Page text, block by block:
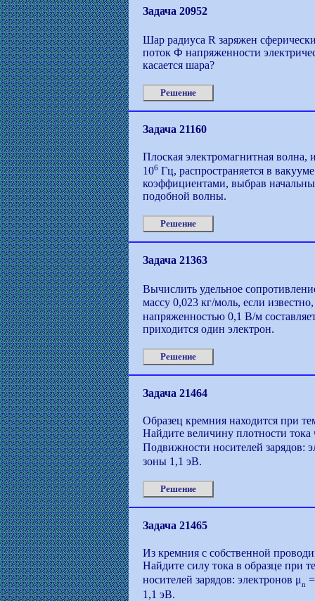
Задача 20952
Шар радиуса R заряжен
поток Ф напряженности
касается шара?
Решение
Задача 21160
Плоская электромагнитная
106 Гц, распространяется в
коэффициентами, выбрав
подобной волны.
Решение
Задача 21363
Вычислить удельное
массу 0,023 кг/моль, если
напряженностью 0,1 В/м
приходится один электрон.
Решение
Задача 21464
Образец кремния находится при
Найдите величину плотности тока
Подвижности носителей зарядов:
зоны 1,1 эВ.
Решение
Задача 21465
Из кремния с собственной
Найдите силу тока в образце при
носителей зарядов: электронов μn
1,1 эВ.